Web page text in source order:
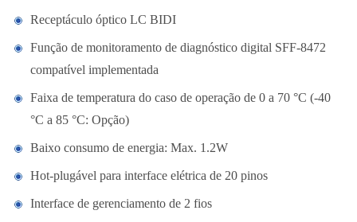
Receptáculo óptico LC BIDI
Função de monitoramento de diagnóstico digital SFF-8472
compatível implementada
Faixa de temperatura do caso de operação de 0 a 70 °C (-40
°C a 85 °C: Opção)
Baixo consumo de energia: Max. 1.2W
Hot-plugável para interface elétrica de 20 pinos
Interface de gerenciamento de 2 fios